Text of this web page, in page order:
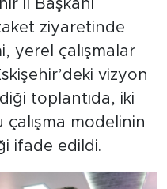
İl Başkanı
ziyaretinde
yerel çalışmalar
vizyon
toplantıda, iki
çalışma modelinin
ifade edildi.